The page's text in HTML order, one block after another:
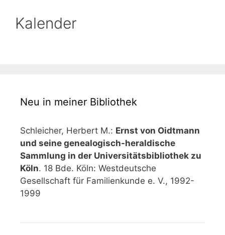
Kalender
Neu in meiner Bibliothek
Schleicher, Herbert M.: Ernst von Oidtmann
und seine genealogisch-heraldische
Sammlung in der Universitätsbibliothek zu
Köln. 18 Bde. Köln: Westdeutsche
Gesellschaft für Familienkunde e. V., 1992-
1999